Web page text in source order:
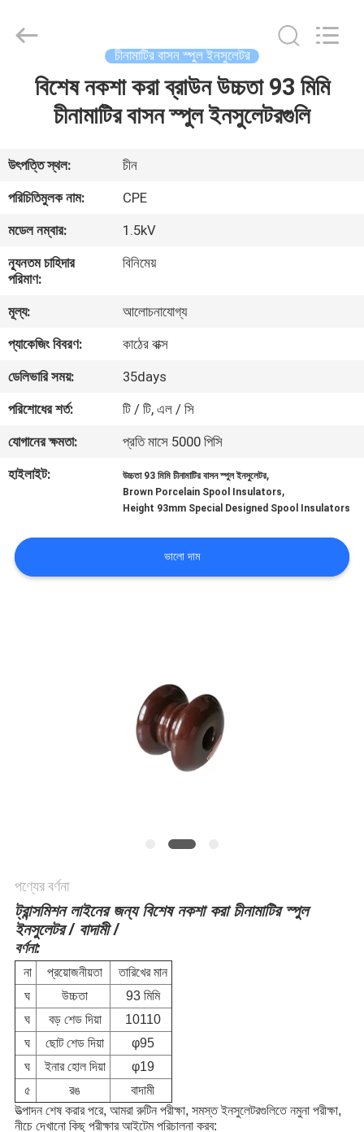
আমাদের
সম্পর্কে
কারখানা
ভ্রমণ
মান
নিয়ন্ত্রণ
যোগাযোগ
করুন
সাইট
Power
Electric
Reserved.
চীনামাটির বাসন স্পুল ইনসুলেটর
বিশেষ নকশা করা ব্রাউন উচ্চতা 93 মিমি
চীনামাটির বাসন স্পুল ইনসুলেটরগুলি
উৎপত্তি স্থল:
চীন
পরিচিতিমুলক নাম:
CPE
মডেল নম্বার:
1.5kV
ন্যূনতম চাহিদার
পরিমাণ:
বিনিমেয়
মূল্য:
আলোচনাযোগ্য
প্যাকেজিং বিবরণ:
কাঠের বাক্স
ডেলিভারি সময়:
35days
পরিশোধের শর্ত:
টি / টি, এল / সি
যোগানের ক্ষমতা:
প্রতি মাসে 5000 পিসি
হাইলাইট:
উচ্চতা 93 মিমি চীনামাটির বাসন স্পুল ইনসুলেটর,
Brown Porcelain Spool Insulators,
Height 93mm Special Designed Spool Insulators
ভালো দাম
পণ্যের বর্ণনা
ট্রান্সমিশন লাইনের জন্য বিশেষ নকশা করা চীনামাটির স্পুল
ইনসুলেটর / বাদামী /
বর্ণনা:
না প্রয়োজনীয়তা
তারিখের মান
ঘ
উচ্চতা
93 মিমি
ঘ
বড় শেড দিয়া
10110
ঘ
ছোট শেড দিয়া
φ95
ঘ
ইনার হোল দিয়া
φ19
৫
রঙ
বাদামী
উত্পাদন শেষ করার পরে, আমরা রুটিন পরীক্ষা, সমস্ত ইনসুলেটরগুলিতে নমুনা পরীক্ষা,
নীচে দেখানো কিছু পরীক্ষার আইটেম পরিচালনা করব: